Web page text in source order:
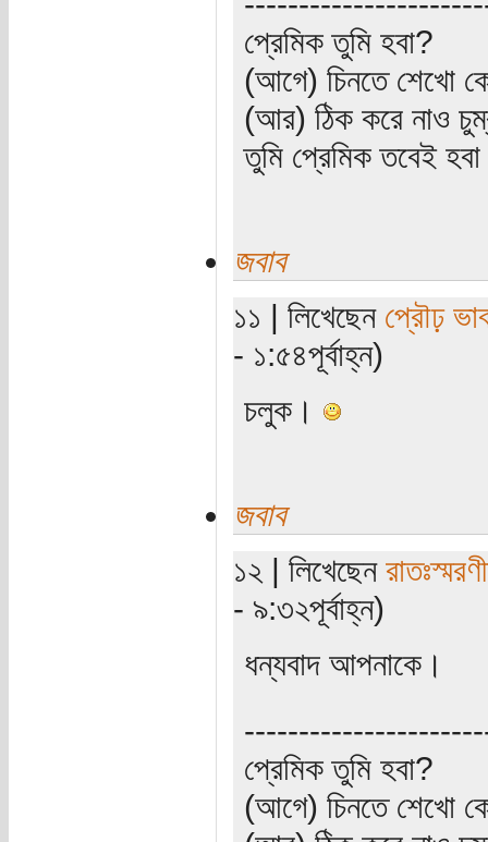
প্রেমিক তুমি হবা?
(আগে) চিনতে শেখো
(আর) ঠিক করে নাও
তুমি প্রেমিক তবেই
জবাব
১১ | লিখেছেন প্রৌঢ়
- ১:৫৪পূর্বাহ্ন)
চলুক।
জবাব
১২ | লিখেছেন
- ৯:৩২পূর্বাহ্ন)
ধন্যবাদ আপনাকে।
প্রেমিক তুমি হবা?
(আগে) চিনতে শেখো